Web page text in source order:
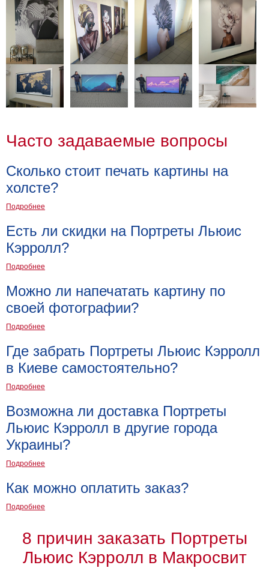
Детские
Черно
белые
Автомобили
Девушки
Ретро
кухню
Военные
Советские
офис
Цветы
Рок
Спорт
спальню
Природа
Мерилин
Футбол
Города
Нью
Йорк
Посмотреть
все
темы
Багетная
для
картин
Печать
Часто задаваемые вопросы
Сколько стоит печать картины на
холсте?
Подробнее
Есть ли скидки на Портреты Льюис
Кэрролл?
Подробнее
Можно ли напечатать картину по
своей фотографии?
Подробнее
Где забрать Портреты Льюис Кэрролл
в Киеве самостоятельно?
Подробнее
Возможна ли доставка Портреты
Льюис Кэрролл в другие города
Украины?
Подробнее
Как можно оплатить заказ?
Подробнее
8 причин заказать Портреты
Льюис Кэрролл в Макросвит